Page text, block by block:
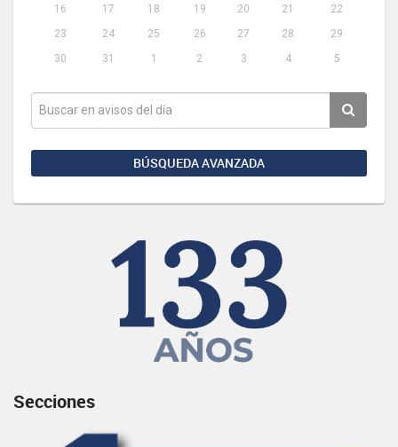
16
17 18 19 20 21
22
23
24 25 26 27 28
29
30
31 1 2 3 4 5
BÚSQUEDA AVANZADA
Secciones